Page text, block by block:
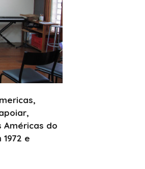
Américas do
e